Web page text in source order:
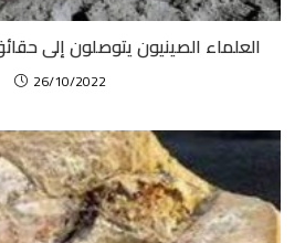
العلماء الصينيون يتوصلون إلى
26/10/2022